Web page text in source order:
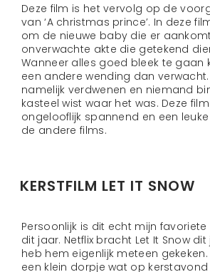
Deze film is het vervolg op de
van ‘A christmas prince’. In deze
om de nieuwe baby die er
onverwachte akte die getekend
Wanneer alles goed bleek te gaan
een andere wending dan
namelijk verdwenen en niemand
kasteel wist waar het was. Deze
ongelooflijk spannend en een
de andere films.
KERSTFILM LET IT SNOW
Persoonlijk is dit echt mijn favoriete
dit jaar. Netflix bracht Let It Snow
heb hem eigenlijk meteen
een klein dorpje wat op kerstavond